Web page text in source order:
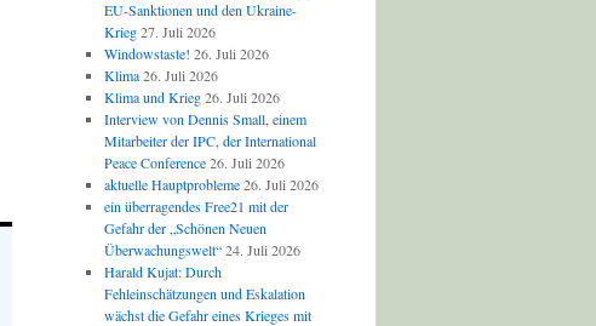
EU-Sanktionen und den Ukraine-
Krieg 27. Juli 2026
Windowstaste! 26. Juli 2026
Klima 26. Juli 2026
Klima und Krieg 26. Juli 2026
Interview von Dennis Small, einem
Mitarbeiter der IPC, der International
Peace Conference 26. Juli 2026
aktuelle Hauptprobleme 26. Juli 2026
ein überragendes Free21 mit der
Gefahr der „Schönen Neuen
Überwachungswelt“ 24. Juli 2026
Harald Kujat: Durch
Fehleinschätzungen und Eskalation
wächst die Gefahr eines Krieges mit